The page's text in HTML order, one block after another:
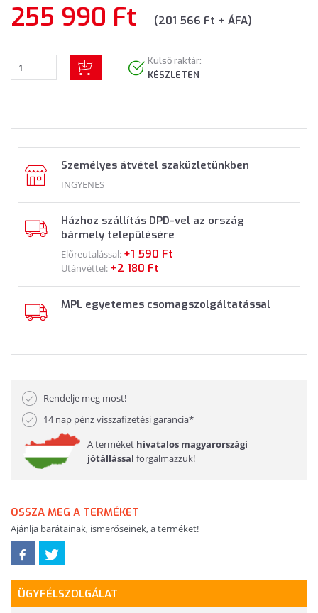
255 990 Ft (201 566 Ft + ÁFA)
Külső raktár:
KÉSZLETEN
Személyes átvétel szaküzletünkben
INGYENES
Házhoz szállítás DPD-vel az ország
bármely településére
Előreutalással: +1 590 Ft
Utánvéttel: +2 180 Ft
MPL egyetemes csomagszolgáltatással
Rendelje meg most!
14 nap pénz visszafizetési garancia*
A terméket hivatalos magyarországi
jótállással forgalmazzuk!
OSSZA MEG A TERMÉKET
Ajánlja barátainak, ismerőseinek, a terméket!
ÜGYFÉLSZOLGÁLAT